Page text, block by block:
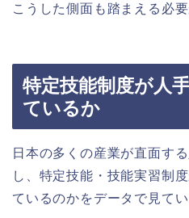
こうした側面も踏まえる必要
特定技能制度が人
ているか
日本の多くの産業が直面す
し、特定技能・技能実習制
ているのかをデータで見てい